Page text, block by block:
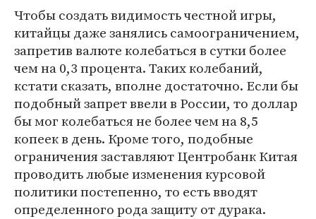
Чтобы создать видимость честной игры,
китайцы даже занялись самоограничением,
запретив валюте колебаться в сутки более
чем на 0,3 процента. Таких колебаний,
кстати сказать, вполне достаточно. Если бы
подобный запрет ввели в России, то доллар
бы мог колебаться не более чем на 8,5
копеек в день. Кроме того, подобные
ограничения заставляют Центробанк Китая
проводить любые изменения курсовой
политики постепенно, то есть вводят
определенного рода защиту от дурака.